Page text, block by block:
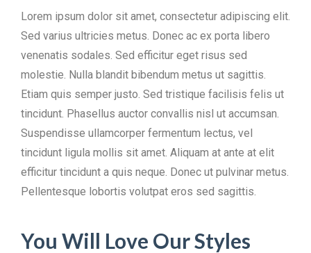
Lorem ipsum dolor sit amet, consectetur adipiscing elit.
Sed varius ultricies metus. Donec ac ex porta libero
venenatis sodales. Sed efficitur eget risus sed
molestie. Nulla blandit bibendum metus ut sagittis.
Etiam quis semper justo. Sed tristique facilisis felis ut
tincidunt. Phasellus auctor convallis nisl ut accumsan.
Suspendisse ullamcorper fermentum lectus, vel
tincidunt ligula mollis sit amet. Aliquam at ante at elit
efficitur tincidunt a quis neque. Donec ut pulvinar metus.
Pellentesque lobortis volutpat eros sed sagittis.
You Will Love Our Styles